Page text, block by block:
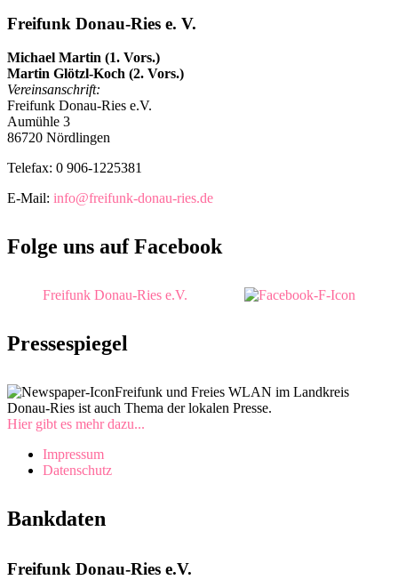
Freifunk Donau-Ries e. V.
Michael Martin (1. Vors.)
Martin Glötzl-Koch (2. Vors.)
Vereinsanschrift:
Freifunk Donau-Ries e.V.
Aumühle 3
86720 Nördlingen
Telefax: 0 906-1225381
E-Mail: info@freifunk-donau-ries.de
Folge uns auf Facebook
Freifunk Donau-Ries e.V.
Pressespiegel
Freifunk und Freies WLAN im Landkreis
Donau-Ries ist auch Thema der lokalen Presse.
Hier gibt es mehr dazu...
Impressum
Datenschutz
Bankdaten
Freifunk Donau-Ries e.V.